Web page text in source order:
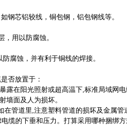
芯铝较线，铜包钢，铝包钢线等。
用以防腐蚀。
蚀，并有利于铜线的焊接。
否放置于：
在阳光照射或超高温下,标准局域网电
面及人为损坏。
管道里,注意塑料管道的损坏及金属管
的下垂和压力。打算采用哪种捆绑方